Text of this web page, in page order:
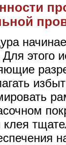
Для этого
клея